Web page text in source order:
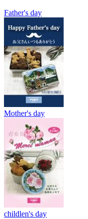
Father's day
Mother's day
childlen's day